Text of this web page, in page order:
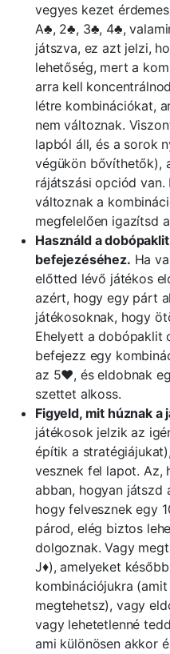
vegyes kezet
A♣, 2♣, 3♣, 4♣,
játszva, ez azt jelzi,
lehetőség, mert a
arra kell
létre kombinációkat,
nem változnak.
lapból áll, és a sorok
végükön bővíthetők),
rájátszási opciód
változnak a
megfelelően igazítsd
Használd a
befejezéséhez. Ha
előtted lévő játékos
azért, hogy egy párt
játékosoknak, hogy
Ehelyett a dobópaklit
befejezz egy
az 5♥, és eldobnak
szettet alkoss.
Figyeld, mit húznak a
játékosok jelzik az
építik a
vesznek fel lapot. Az,
abban, hogyan játszd
hogy felvesznek egy
párod, elég biztos
dolgoznak. Vagy
J♦), amelyeket
kombinációjukra
megtehetsz), vagy
vagy lehetetlenné
ami különösen akkor